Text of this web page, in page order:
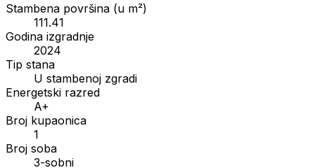
Stambena površina (u m²)
111.41
Godina izgradnje
2024
Tip stana
U stambenoj zgradi
Energetski razred
A+
Broj kupaonica
1
Broj soba
3-sobni